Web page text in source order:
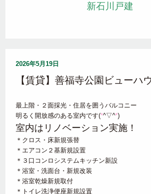
新石川戸建
2026年5月19日
【賃貸】善福寺公園ビューハ
最上階・２面採光・住居を囲うバルコニー
明るく開放感のある室内です(*^▽^*)
室内はリノベーション実施！
＊クロス・床新規張替
＊エアコン２基新規設置
＊３口コンロシステムキッチン新設
＊浴室・洗面台・新規改装
＊浴室乾燥新規取付
＊トイレ洗浄便座新規設置